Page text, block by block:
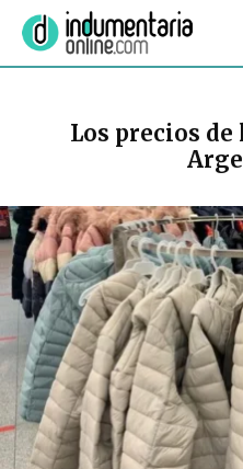
Los precios de